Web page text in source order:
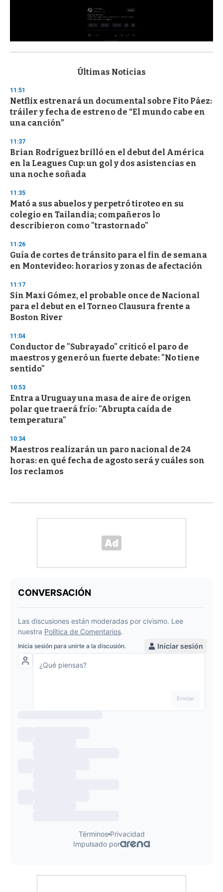
s
d
s
o
f
3
s
e
c
o
n
s
Últimas Noticias
11:51
Netflix estrenará un documental sobre Fito Páez:
tráiler y fecha de estreno de “El mundo cabe en
una canción”
11:37
Brian Rodríguez brilló en el debut del América
en la Leagues Cup: un gol y dos asistencias en
una noche soñada
11:35
Mató a sus abuelos y perpetró tiroteo en su
colegio en Tailandia; compañeros lo
describieron como "trastornado"
11:26
Guía de cortes de tránsito para el fin de semana
en Montevideo: horarios y zonas de afectación
11:17
Sin Maxi Gómez, el probable once de Nacional
para el debut en el Torneo Clausura frente a
Boston River
11:04
Conductor de "Subrayado" criticó el paro de
maestros y generó un fuerte debate: "No tiene
sentido"
10:53
Entra a Uruguay una masa de aire de origen
polar que traerá frío: "Abrupta caída de
temperatura"
10:34
Maestros realizarán un paro nacional de 24
horas: en qué fecha de agosto será y cuáles son
los reclamos